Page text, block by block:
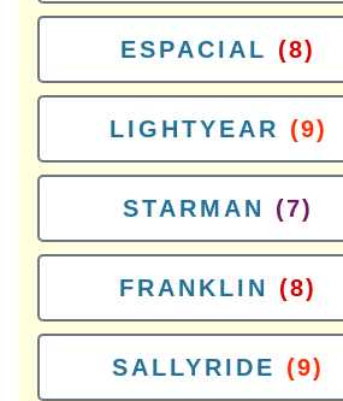
ESPACIAL (8)
LIGHTYEAR (9)
STARMAN (7)
FRANKLIN (8)
SALLYRIDE (9)